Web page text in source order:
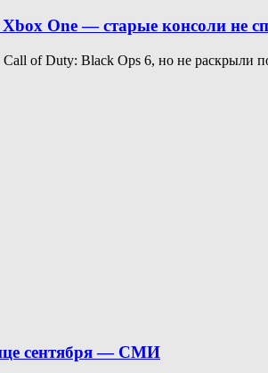
One — старые консоли не
of Duty: Black Ops 6, но не раскрыли
сентября — СМИ